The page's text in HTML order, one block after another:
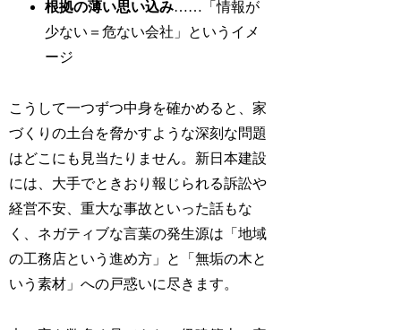
根拠の薄い思い込み……「情報が
少ない＝危ない会社」というイメ
ージ
こうして一つずつ中身を確かめると、家
づくりの土台を脅かすような深刻な問題
はどこにも見当たりません。新日本建設
には、大手でときおり報じられる訴訟や
経営不安、重大な事故といった話もな
く、ネガティブな言葉の発生源は「地域
の工務店という進め方」と「無垢の木と
いう素材」への戸惑いに尽きます。